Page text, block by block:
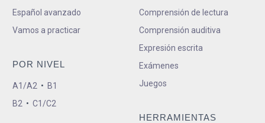
Español avanzado
Vamos a practicar
POR NIVEL
A1/A2 • B1
B2 • C1/C2
Comprensión de lectura
Comprensión auditiva
Expresión escrita
Exámenes
Juegos
HERRAMIENTAS